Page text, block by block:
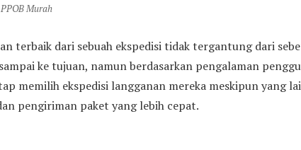
Murah
terbaik dari sebuah ekspedisi tidak tergantung dari
ke tujuan, namun berdasarkan pengalaman
memilih ekspedisi langganan mereka meskipun yang
pengiriman paket yang lebih cepat.